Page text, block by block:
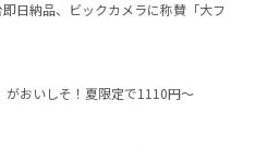
日納品、ビックカメラに称賛「大フ
がおいしそ！夏限定で1110円～